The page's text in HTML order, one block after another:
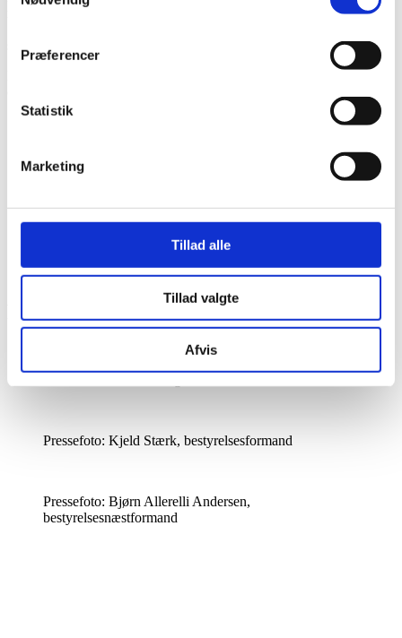
Præferencer
Statistik
Marketing
Tillad alle
Tillad valgte
Afvis
relevante sammenhænge. Alle rettigheder til billederne ejes af
Pressebilleder
Pressefoto: Kjeld Stærk, bestyrelsesformand
Pressefoto: Bjørn Allerelli Andersen,
bestyrelsesnæstformand